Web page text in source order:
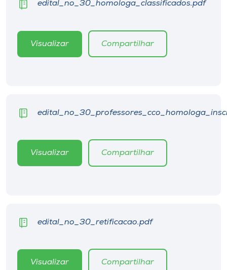
Unoesc
edital_no_30_homologa_classificados.pdf
Visualizar Compartilhar
Visualizar Compartilhar
edital_no_30_retificacao.pdf
Visualizar Compartilhar